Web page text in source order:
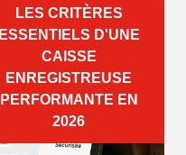
LES CRITÈRES
ESSENTIELS D'UNE
CAISSE
ENREGISTREUSE
PERFORMANTE EN
2026